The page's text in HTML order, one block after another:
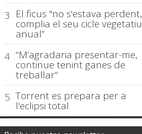
3 El ficus "no s'estava perdent,
complia el seu cicle vegetatiu
anual”
4 “M’agradaria presentar-me,
continue tenint ganes de
treballar”
5 Torrent es prepara per a
l'eclipsi total